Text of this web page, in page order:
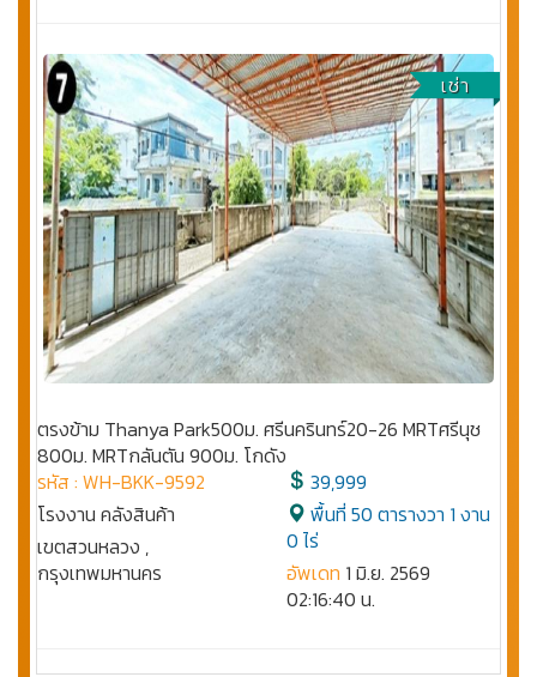
เช่า
ตรงข้าม Thanya Park500ม. ศรีนครินทร์20-26 MRTศรีนุช
800ม. MRTกลันตัน 900ม. โกดัง
รหัส : WH-BKK-9592
โรงงาน คลังสินค้า
เขตสวนหลวง ,
กรุงเทพมหานคร
39,999
พื้นที่ 50 ตารางวา 1 งาน
0 ไร่
อัพเดท 1 มิ.ย. 2569
02:16:40 น.